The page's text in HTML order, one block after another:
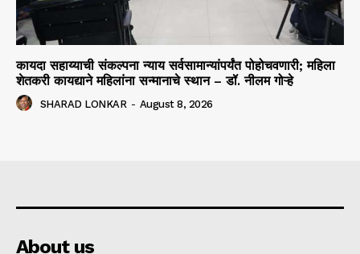
कायदा सहाय्याची संकल्पना न्याय सर्वसामान्यांपर्यंत पोहोचवणारी; महिला
शेतकरी कायद्याने महिलांना सन्मानाचे स्थान – डॉ. नीलम गोऱ्हे
SHARAD LONKAR - August 8, 2026
About us